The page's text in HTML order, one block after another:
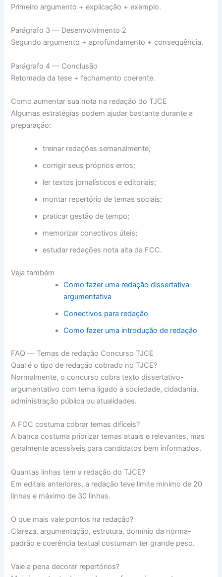
Primeiro argumento + explicação + exemplo.
Parágrafo 3 — Desenvolvimento 2
Segundo argumento + aprofundamento + consequência.
Parágrafo 4 — Conclusão
Retomada da tese + fechamento coerente.
Como aumentar sua nota na redação do TJCE
Algumas estratégias podem ajudar bastante durante a
preparação:
treinar redações semanalmente;
corrigir seus próprios erros;
ler textos jornalísticos e editoriais;
montar repertório de temas sociais;
praticar gestão de tempo;
memorizar conectivos úteis;
estudar redações nota alta da FCC.
Veja também
Como fazer uma redação dissertativa-
argumentativa
Conectivos para redação
Como fazer uma introdução de redação
FAQ — Temas de redação Concurso TJCE
Qual é o tipo de redação cobrado no TJCE?
Normalmente, o concurso cobra texto dissertativo-
argumentativo com tema ligado à sociedade, cidadania,
administração pública ou atualidades.
A FCC costuma cobrar temas difíceis?
A banca costuma priorizar temas atuais e relevantes, mas
geralmente acessíveis para candidatos bem informados.
Quantas linhas tem a redação do TJCE?
Em editais anteriores, a redação teve limite mínimo de 20
linhas e máximo de 30 linhas.
O que mais vale pontos na redação?
Clareza, argumentação, estrutura, domínio da norma-
padrão e coerência textual costumam ter grande peso.
Vale a pena decorar repertórios?